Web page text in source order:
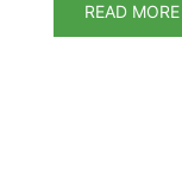
READ MORE